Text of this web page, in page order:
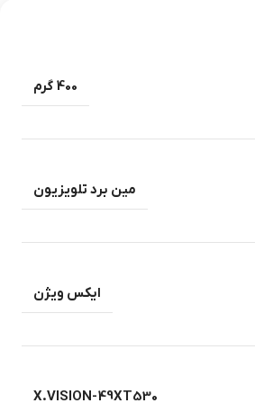
400 گرم
مین برد تلویزیون
ایکس ویژن
X.VISION-49XT530